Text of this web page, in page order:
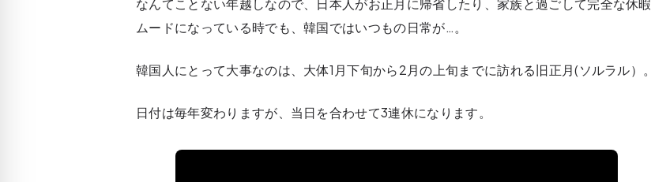
なんてことない年越しなので、日本人がお正月に帰省したり、家族と過ごして完全な休暇
ムードになっている時でも、韓国ではいつもの日常が…。
韓国人にとって大事なのは、大体1月下旬から2月の上旬までに訪れる旧正月(ソルラル） 。
日付は毎年変わりますが、当日を合わせて3連休になります。